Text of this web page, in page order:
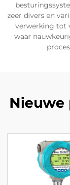
zeer divers en
verwerking tot
waar
Nieuwe